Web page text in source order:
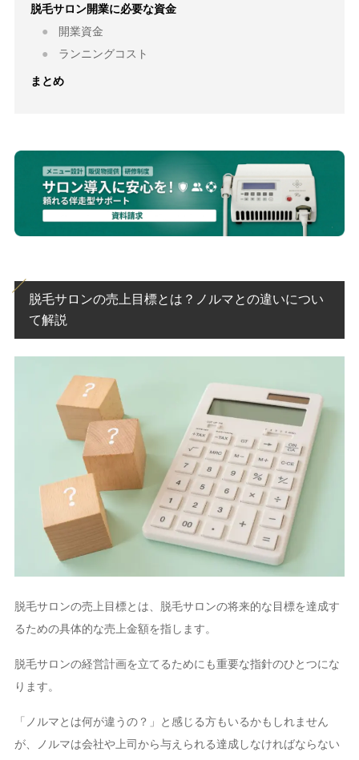
脱毛サロン開業に必要な資金
開業資金
ランニングコスト
まとめ
脱毛サロンの売上目標とは？ノルマとの違いについ
て解説
脱毛サロンの売上目標とは、脱毛サロンの将来的な目標を達成す
るための具体的な売上金額を指します。
脱毛サロンの経営計画を立てるためにも重要な指針のひとつにな
ります。
「ノルマとは何が違うの？」と感じる方もいるかもしれません
が、ノルマは会社や上司から与えられる達成しなければならない